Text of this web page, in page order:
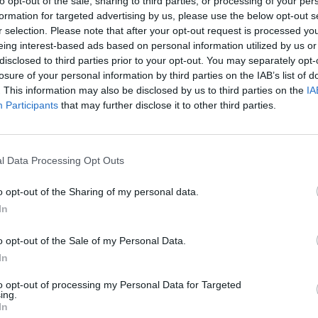
for targeted advertising by us, please use the below opt-out
selection. Please note that after your opt-out request is processed
interest-based ads based on personal information utilized by us
to third parties prior to your opt-out. You may separately
of your personal information by third parties on the IAB’s list of
This information may also be disclosed by us to third parties on the
Participants that may further disclose it to other third parties.
Data Processing Opt Outs
opt-out of the Sharing of my personal data.
opt-out of the Sale of my Personal Data.
opt-out of processing my Personal Data for Targeted
Ukrajna nevében elkezdték telefonon hívogatni
lakosságát – figyelmeztet az Ukrán Biztonsági
áprilisi választások után visszakerült az európai térképre
az uniós források hazahozatala, illetve hosszabb távon az
Magyarországnak addig és mekkora lökést adhatnak az
a kérdéssel foglalkozik a Portfolio konferenciája, mely
portfolio.hu hírarchívumához tartozik, melynek olvasása